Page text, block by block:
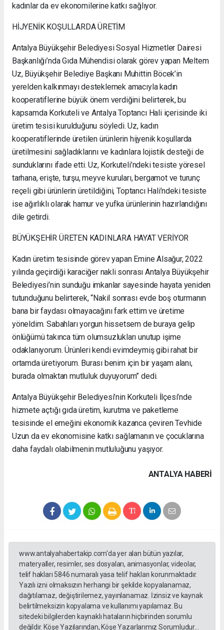
kadınlar da ev ekonomilerine katkı sağlıyor.
HİJYENİK KOŞULLARDA ÜRETİM
Antalya Büyükşehir Belediyesi Sosyal Hizmetler Dairesi
Başkanlığı’nda Gıda Mühendisi olarak görev yapan Meltem
Uz, Büyükşehir Belediye Başkanı Muhittin Böcek’in
yerelden kalkınmayı desteklemek amacıyla kadın
kooperatiflerine büyük önem verdiğini belirterek, bu
kapsamda Korkuteli ve Antalya Toptancı Hali içerisinde iki
üretim tesisi kurulduğunu söyledi. Uz, kadın
kooperatiflerinde üretilen ürünlerin hijyenik koşullarda
üretilmesini sağladıklarını ve kadınlara lojistik desteği de
sunduklarını ifade etti. Uz, Korkuteli’ndeki tesiste yöresel
tarhana, erişte, turşu, meyve kuruları, bergamot ve turunç
reçeli gibi ürünlerin üretildiğini, Toptancı Hali’ndeki tesiste
ise ağırlıklı olarak hamur ve yufka ürünlerinin hazırlandığını
dile getirdi.
BÜYÜKŞEHİR ÜRETEN KADINLARA HAYAT VERİYOR
Kadın üretim tesisinde görev yapan Emine Alsağur, 2022
yılında geçirdiği karaciğer nakli sonrası Antalya Büyükşehir
Belediyesi’nin sunduğu imkanlar sayesinde hayata yeniden
tutunduğunu belirterek, “Nakil sonrası evde boş oturmanın
bana bir faydası olmayacağını fark ettim ve üretime
yöneldim. Sabahları yorgun hissetsem de buraya gelip
önlüğümü takınca tüm olumsuzlukları unutup işime
odaklanıyorum. Ürünleri kendi evimdeymiş gibi rahat bir
ortamda üretiyorum. Burası benim için bir yaşam alanı,
burada olmaktan mutluluk duyuyorum” dedi.
Antalya Büyükşehir Belediyesi’nin Korkuteli İlçesi’nde
hizmete açtığı gıda üretim, kurutma ve paketleme
tesisinde el emeğini ekonomik kazanca çeviren Tevhide
Uzun da ev ekonomisine katkı sağlamanın ve çocuklarına
daha faydalı olabilmenin mutluluğunu yaşıyor.
ANTALYA HABERİ
www.antalyahabertakip.com'da yer alan bütün yazılar,
materyaller, resimler, ses dosyaları, animasyonlar, videolar,
telif hakları 5846 numaralı yasa telif hakları korunmaktadır.
Yazılı izni olmaksızın herhangi bir şekilde kopyalanamaz,
dağıtılamaz, değiştirilemez, yayınlanamaz. İzinsiz ve kaynak
belirtilmeksizin kopyalama ve kullanımı yapılamaz. Bu
sitedeki bilgilerden kaynaklı hataların hiçbirinden sorumlu
değildir. Köşe Yazılarından, Köşe Yazarlarımız Sorumludur...